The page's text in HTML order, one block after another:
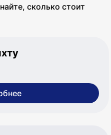
сколько стоит